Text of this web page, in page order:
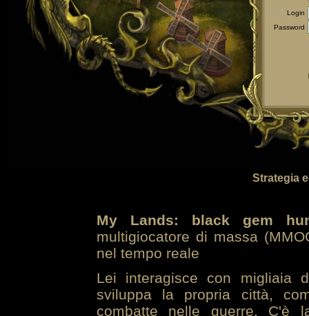
Login
Password
Strategia
My Lands: black gem
multigiocatore di massa
nel tempo reale
Lei interagisce con migliaia
sviluppa la propria città,
combatte nelle guerre. C'è